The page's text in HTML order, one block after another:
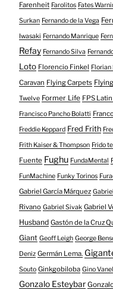
Farenheit Farolitos Fates
Surkan Fernando de la Vega
Iwasaki Fernando Manrique
Refay Fernando Silva
Loto Florencio Finkel Florian
Caravan Flying Carpets
Twelve Former Life FPS
Francisco Pancho Bolatti
Freddie Keppard Fred Frith
Frith Kaiser & Thompson Frido
Fuente Fughu FundaMental
FunMachine Funky Torinos
Gabriel García Márquez
Rivano Gabriel Sivak Gabriel
Husband Gastón de la Cruz
Giant Geoff Leigh George
Deniz Germán Lema.
Souto Ginkgobiloba Gino
Gonzalo Esteybar